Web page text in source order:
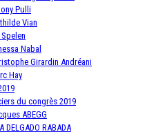
Pulli
Vian
Nabal
Girardin Andréani
Hay
du congrès 2019
ABEGG
DELGADO RABADA